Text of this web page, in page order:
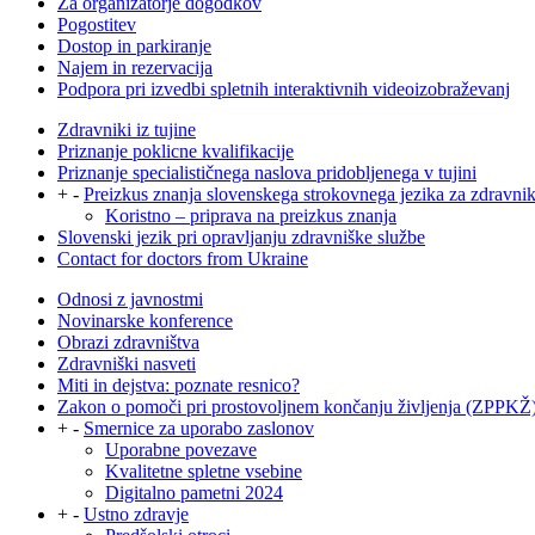
Pogostitev
Dostop in parkiranje
Najem in rezervacija
Podpora pri izvedbi spletnih interaktivnih videoizobraževanj
Zdravniki iz tujine
Priznanje poklicne kvalifikacije
Priznanje specialističnega naslova pridobljenega v tujini
+ - Preizkus znanja slovenskega strokovnega jezika za
Koristno – priprava na preizkus znanja
Slovenski jezik pri opravljanju zdravniške službe
Contact for doctors from Ukraine
Odnosi z javnostmi
Novinarske konference
Obrazi zdravništva
Zdravniški nasveti
Miti in dejstva: poznate resnico?
Zakon o pomoči pri prostovoljnem končanju življenja
+ - Smernice za uporabo zaslonov
Uporabne povezave
Kvalitetne spletne vsebine
Digitalno pametni 2024
+ - Ustno zdravje